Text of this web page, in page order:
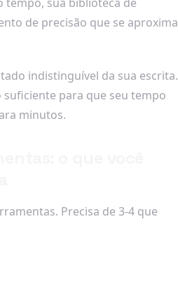
de precisão que se aproxima
indistinguível da sua escrita.
para que seu tempo
minutos.
Precisa de 3-4 que